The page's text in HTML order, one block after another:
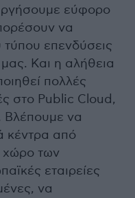
εύφορο
να
τύπου επενδύσεις
Και η αλήθεια
πολλές
στο Public Cloud,
Βλέπουμε να
κέντρα από
χώρο των
εταιρείες
να